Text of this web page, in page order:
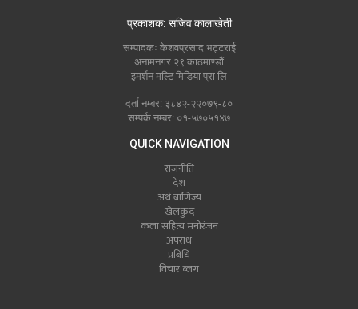
प्रकाशक: सजिव कालाखेती
सम्पादकः केशवप्रसाद भट्टराई
अनामनगर २९ काठमाण्डौं
इमर्शन मल्टि मिडिया प्रा लि
दर्ता नम्बर: ३८४२-२२०७९-८०
सम्पर्क नम्बर: ०१-५७०५१४७
QUICK NAVIGATION
राजनीति
देश
अर्थ बाणिज्य
खेलकुद
कला सहित्य मनोरंजन
अपराध
प्रबिधि
विचार ब्लग